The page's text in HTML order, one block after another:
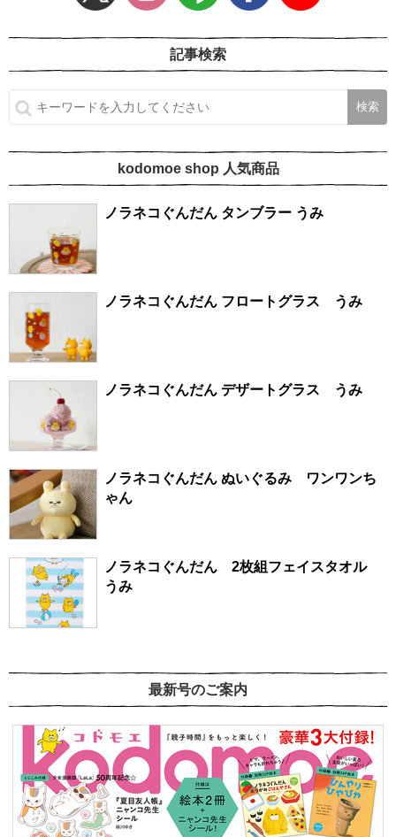
記事検索
kodomoe shop 人気商品
ノラネコぐんだん タンブラー うみ
ノラネコぐんだん フロートグラス うみ
ノラネコぐんだん デザートグラス うみ
ノラネコぐんだん ぬいぐるみ ワンワンち
ゃん
ノラネコぐんだん 2枚組フェイスタオル
うみ
最新号のご案内